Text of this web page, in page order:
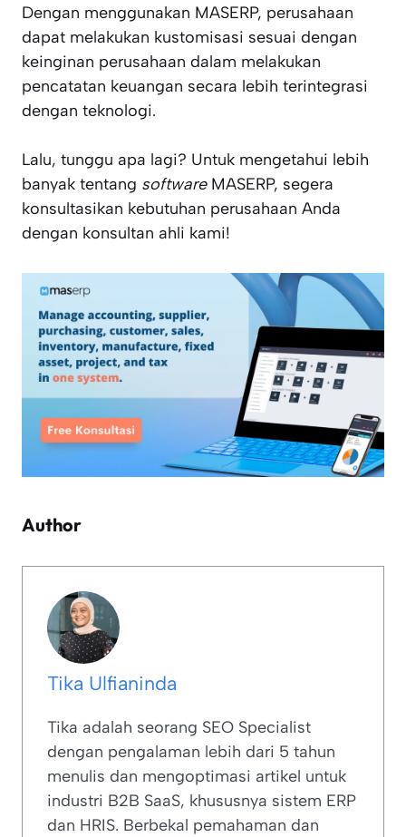
Dengan menggunakan MASERP, perusahaan
dapat melakukan kustomisasi sesuai dengan
keinginan perusahaan dalam melakukan
pencatatan keuangan secara lebih terintegrasi
dengan teknologi.
Lalu, tunggu apa lagi? Untuk mengetahui lebih
banyak tentang softwareMASERP, segera
konsultasikan kebutuhan perusahaan Anda
dengan konsultan ahli kami!
Author
Tika Ulfianinda
Tika adalah seorang SEO Specialist
dengan pengalaman lebih dari 5 tahun
menulis dan mengoptimasi artikel untuk
industri B2B SaaS, khususnya sistem ERP
dan HRIS. Berbekal pemahaman dan